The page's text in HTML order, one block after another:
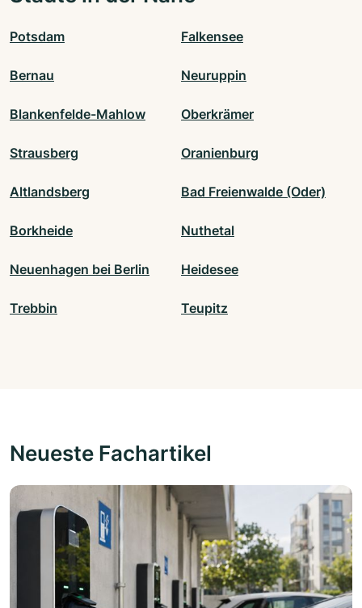
Potsdam Falkensee
Bernau Neuruppin
Blankenfelde-Mahlow Oberkrämer
Strausberg Oranienburg
Altlandsberg Bad Freienwalde (Oder)
Borkheide Nuthetal
Neuenhagen bei Berlin Heidesee
Trebbin Teupitz
Neueste Fachartikel